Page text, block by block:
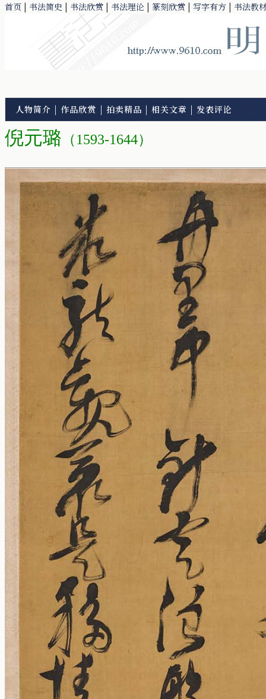
首页 | 书法简史 | 书法欣赏 | 书法理论 | 篆刻欣赏 | 写字有方 | 书法教
人物简介 | 作品欣赏 | 拍卖精品 | 相关文章 | 发表评论
倪元璐 （1593-1644）